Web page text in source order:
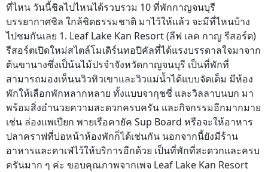
ที่ไหน วันนี้ชิลไปไหนได้รวบรวม 10 ที่พักกาญจนบุรี
บรรยากาศชิล ใกล้ชิดธรรมชาติ มาไว้ให้แล้ว จะมีที่ไหนบ้าง
ไปชมกันเลย 1. Leaf Lake Kan Resort (ลีฟ เลค กาญ รีสอร์ต)
รีสอร์ตเปิดใหม่สไตล์โมเดิร์นทอปิคัลที่ได้แรงบรรดาลใจมาจาก
ต้นขานางซึ่งเป็น้นไม้ปรจำจังหวัดกาญจนบุรี เป็นที่พักที่
สามารถมองเห็นนวิวทิวเขาและวิวแม่น้ำได้แบบจัดเต็ม มีห้อง
พักให้เลือกพักหลากหลาย ทั้งแบบจากุชชี่ และวิลลาบนบก มา
พร้อมสิ่งอำนวยความสะดวกครบครัน และกิจกรรมอีกมากมาย
เช่น ล่องแพเปียก พายเรือคายัค Sup Board หรือจะให้อาหาร
ปลาคราฟที่บ่อหน้าห้องพักก็ได้เช่นกัน นอกจากนี้ยังมีร้าน
อาหารและคาเฟ่ไว้ให้บริการอีกด้วย เป็นที่พักที่สะดวกและครบ
ครันมาก ๆ ค่ะ ขอบคุณภาพจากเพจ Leaf Lake Kan Resort